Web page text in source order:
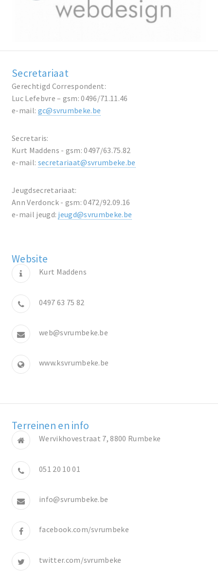
Secretariaat
Gerechtigd Correspondent:
Luc Lefebvre – gsm: 0496/71.11.46
e-mail: gc@svrumbeke.be
Secretaris:
Kurt Maddens - gsm: 0497/63.75.82
e-mail: secretariaat@svrumbeke.be
Jeugdsecretariaat:
Ann Verdonck - gsm: 0472/92.09.16
e-mail jeugd: jeugd@svrumbeke.be
Website
Kurt Maddens
0497 63 75 82
web@svrumbeke.be
www.ksvrumbeke.be
Terreinen en info
Wervikhovestraat 7, 8800 Rumbeke
051 20 10 01
info@svrumbeke.be
facebook.com/svrumbeke
twitter.com/svrumbeke